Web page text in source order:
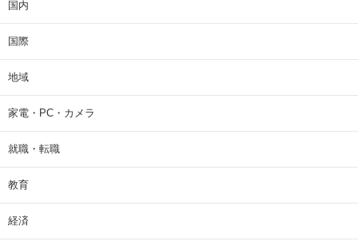
国内
国際
地域
家電・PC・カメラ
就職・転職
教育
経済